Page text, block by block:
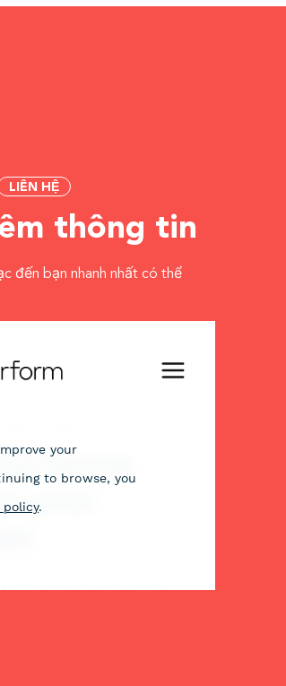
LIÊN HỆ
thông tin
đến bạn nhanh nhất có thể